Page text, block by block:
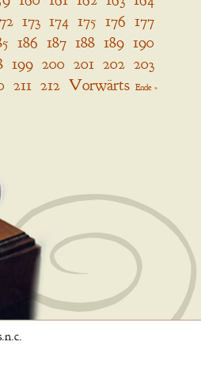
173 174 175 176 177
186 187 188 189 190
199 200 201 202 203
211 212 Vorwärts Ende »